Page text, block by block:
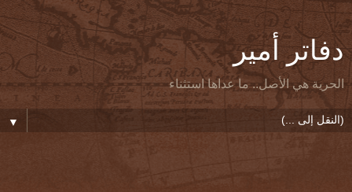
دفاتر أمير
الحرية هي الأصل.. ما عداها استثناء
▼